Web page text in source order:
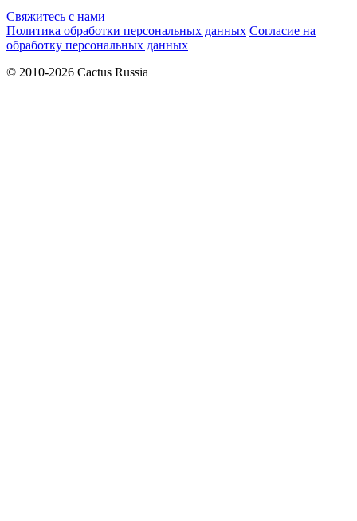
Свяжитесь с нами
Политика обработки персональных данных Согласие на
обработку персональных данных
© 2010-2026 Cactus Russia